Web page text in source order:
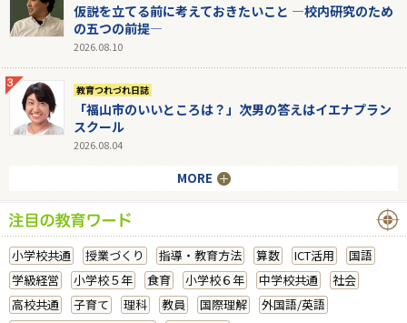
仮説を立てる前に考えておきたいこと ―校内研究のため
の五つの前提―
2026.08.10
教育つれづれ日誌
「福山市のいいところは？」次男の答えはイエナプラン
スクール
2026.08.04
MORE
小学校共通 授業づくり 指導・教育方法 算数 ICT活用
国語
学級経営
小学校５年 食育 小学校６年 中学校共通
社会
高校共通
子育て 理科 教員 国際理解
外国語/英語